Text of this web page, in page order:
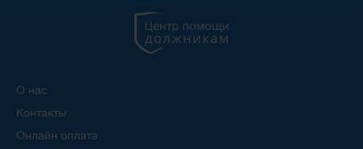
О нас
Контакты
Онлайн оплата